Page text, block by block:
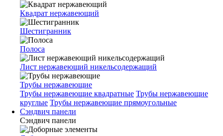
Квадрат нержавеющий
Шестигранник
Полоса
Лист нержавеющий никельсодержащий
Трубы нержавеющие
Трубы нержавеющие квадратные Трубы нержавеющие
круглые Трубы нержавеющие прямоугольные
Сэндвич панели
Сэндвич панели